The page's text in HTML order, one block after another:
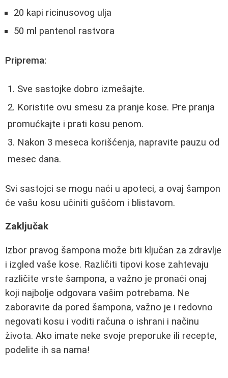
20 kapi ricinusovog ulja
50 ml pantenol rastvora
Priprema:
Sve sastojke dobro izmešajte.
Koristite ovu smesu za pranje kose. Pre pranja
promućkajte i prati kosu penom.
Nakon 3 meseca korišćenja, napravite pauzu od
mesec dana.
Svi sastojci se mogu naći u apoteci, a ovaj šampon
će vašu kosu učiniti gušćom i blistavom.
Zaključak
Izbor pravog šampona može biti ključan za zdravlje
i izgled vaše kose. Različiti tipovi kose zahtevaju
različite vrste šampona, a važno je pronaći onaj
koji najbolje odgovara vašim potrebama. Ne
zaboravite da pored šampona, važno je i redovno
negovati kosu i voditi računa o ishrani i načinu
života. Ako imate neke svoje preporuke ili recepte,
podelite ih sa nama!